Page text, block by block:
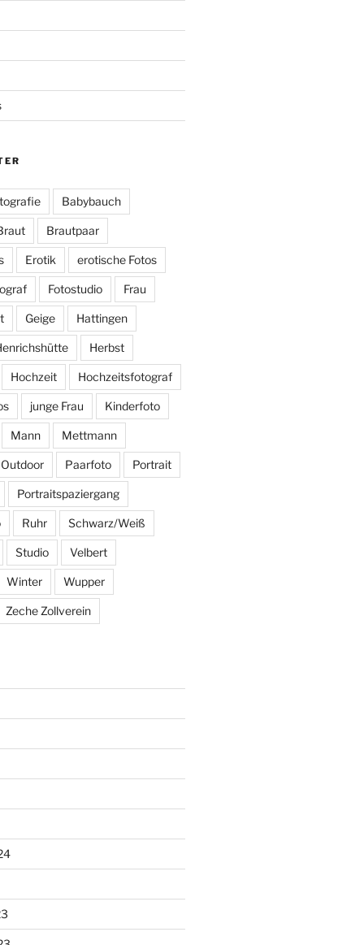
Babybauch
Brautpaar
Erotik erotische Fotos
Fotostudio Frau
Geige Hattingen
Herbst
Hochzeit Hochzeitsfotograf
junge Frau Kinderfoto
Mann Mettmann
Outdoor Paarfoto Portrait
Portraitspaziergang
Ruhr Schwarz/Weiß
Studio Velbert
Winter Wupper
Zeche Zollverein